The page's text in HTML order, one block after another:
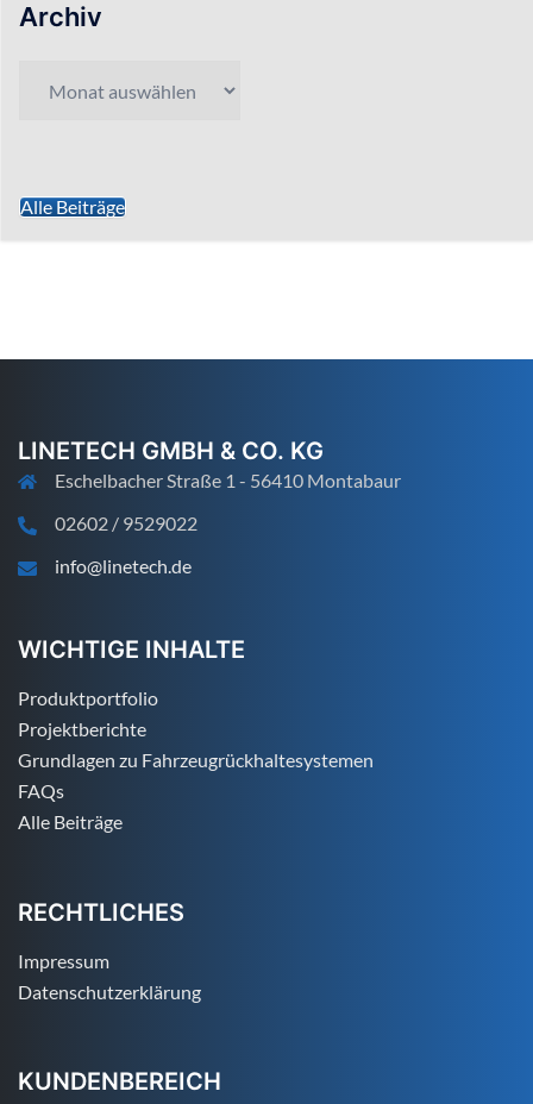
Archiv
Alle Beiträge
LINETECH GMBH & CO. KG
Eschelbacher Straße 1 - 56410 Montabaur
02602 / 9529022
info@linetech.de
WICHTIGE INHALTE
Produktportfolio
Projektberichte
Grundlagen zu Fahrzeugrückhaltesystemen
FAQs
Alle Beiträge
RECHTLICHES
Impressum
Datenschutzerklärung
KUNDENBEREICH